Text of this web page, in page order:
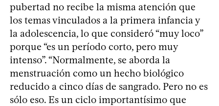
pubertad no recibe la misma atención que
los temas vinculados a la primera infancia y
la adolescencia, lo que consideró “muy loco”
porque “es un período corto, pero muy
intenso”. “Normalmente, se aborda la
menstruación como un hecho biológico
reducido a cinco días de sangrado. Pero no es
sólo eso. Es un ciclo importantísimo que